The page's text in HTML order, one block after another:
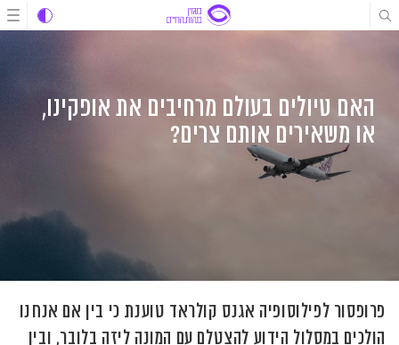
דלג
לתוכן
דלג
דלג
האם טיולים בעולם מרחיבים את אופקינו,
או משאירים אותם צרים?
פרופסור לפילוסופיה אגנס קולראד טוענת כי בין אם אנחנו
הולכים במסלול הידוע להצטלם עם המונה ליזה בלובר, ובין